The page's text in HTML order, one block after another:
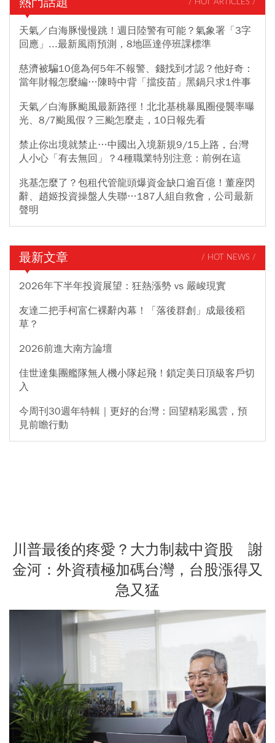
/ HOT ARTICLES /
天氣／白海豚慢慢跳！週日陸警有可能？氣象署「3字
回應」...最新風雨預測，8地區達停班課標準
慈濟被騙10億為何5年不報警、錢找到才認？他好奇：
當年財報怎麼編…陳時中背「擋疫苗」黑鍋只求1件事
天氣／白海豚颱風最新路徑！北北基桃暴風圈侵襲率曝
光、8/7颱風假？三颱怎麼走，10日報先看
禁止你出境就禁止…中國出入境新規9/15上路，台灣
人小心「有去無回」？4種職業特別注意：前例在這
兆基怎麼了？包租代管龍頭爆資金缺口逾百億！董座閃
辭、趙姬投資操盤人失聯…187人組自救會，公司最新
聲明
最新文章 / HOT NEWS /
2026年下半年投資展望：狂熱漲勢 vs 嚴峻現實
友達二把手柯富仁裸辭內幕！「落後群創」成最後稻
草？
2026前進大南方論壇
佳世達集團艦隊無人機小隊起飛！鎖定美日頂級客戶切
入
今周刊30週年特輯｜更好的台灣：回望精彩風雲，預
見前瞻行動
川普最後的疼愛？大力制裁中資股 謝
金河：外資積極加碼台灣，台股漲得又
急又猛